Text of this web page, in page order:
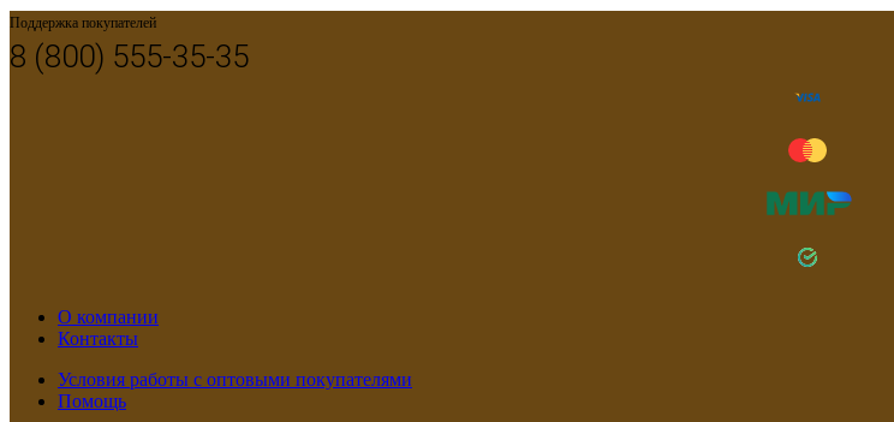
Поддержка покупателей
8 (800) 555-35-35
О компании
Контакты
Условия работы с оптовыми покупателями
Помощь